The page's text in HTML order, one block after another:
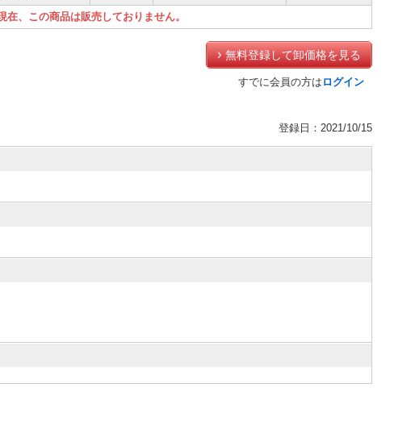
在、この商品は販売しておりません。
無料登録して卸価格を見る
すでに会員の方は ログイン
登録日：2021/10/15